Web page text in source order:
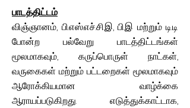
பாடத்திட்டம்
விஞ்ஞானம், பி.எஸ்.எச்.சி.இ, பி.இ மற்றும் டி.டி
போன்ற பல்வேறு பாடத்திட்டங்கள்
மூலமாகவும், கருப்பொருள் நாட்கள்,
வருகைகள் மற்றும் பட்டறைகள் மூலமாகவும்
ஆரோக்கியமான வாழ்க்கை
ஆராயப்படுகிறது. எடுத்துக்காட்டாக,